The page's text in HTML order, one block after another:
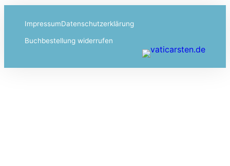
ImpressumDatenschutzerklärung
Buchbestellung widerrufen